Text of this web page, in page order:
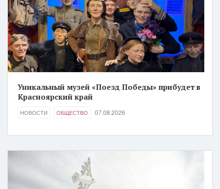
Уникальный музей «Поезд Победы» прибудет в
Красноярский край
НОВОСТИ ОБЩЕСТВО 07.08.2026